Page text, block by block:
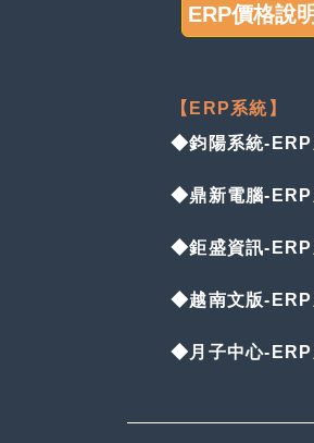
ERP價格說明
【ERP系統】
◆鈞陽系統-ERP
◆鼎新電腦-ERP
◆鉅盛資訊-ERP
◆越南文版-ERP
◆月子中心-ERP